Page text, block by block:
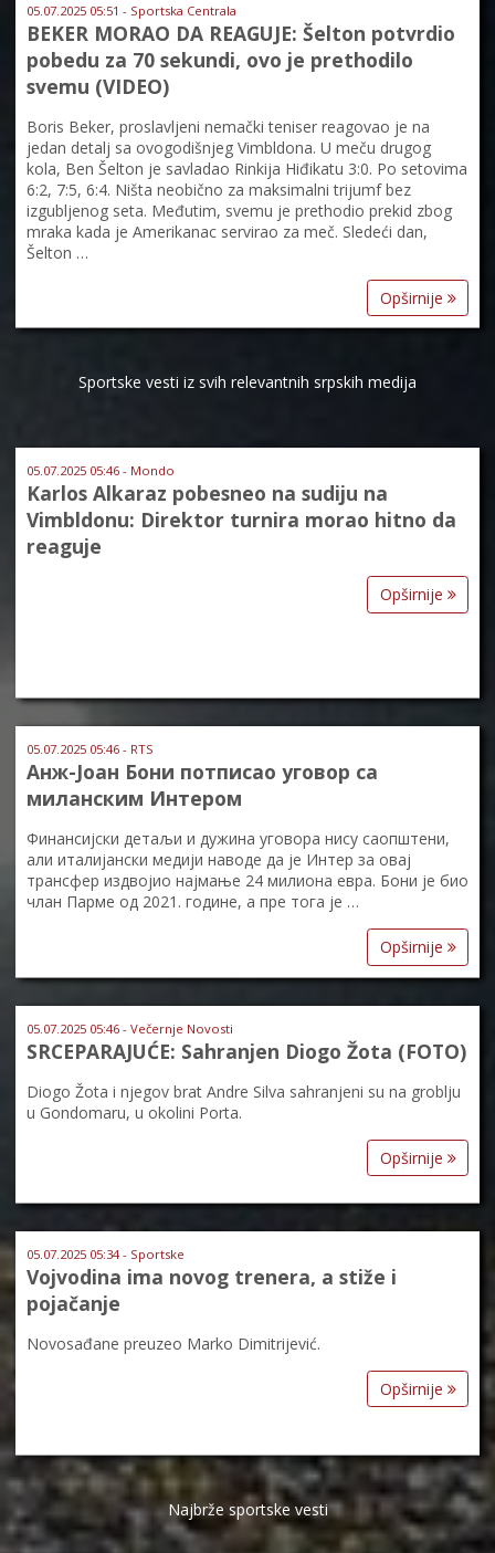
05.07.2025 05:51 - Sportska Centrala
BEKER MORAO DA REAGUJE: Šelton potvrdio
pobedu za 70 sekundi, ovo je prethodilo
svemu (VIDEO)
Boris Beker, proslavljeni nemački teniser reagovao je na
jedan detalj sa ovogodišnjeg Vimbldona. U meču drugog
kola, Ben Šelton je savladao Rinkija Hiđikatu 3:0. Po setovima
6:2, 7:5, 6:4. Ništa neobično za maksimalni trijumf bez
izgubljenog seta. Međutim, svemu je prethodio prekid zbog
mraka kada je Amerikanac servirao za meč. Sledeći dan,
Šelton …
Opširnije
Sportske vesti iz svih relevantnih srpskih medija
05.07.2025 05:46 - Mondo
Karlos Alkaraz pobesneo na sudiju na
Vimbldonu: Direktor turnira morao hitno da
reaguje
Opširnije
05.07.2025 05:46 - RTS
Анж-Јоан Бони потписао уговор са
миланским Интером
Финансијски детаљи и дужина уговора нису саопштени,
али италијански медији наводе да је Интер за овај
трансфер издвојио најмање 24 милиона евра. Бони је био
члан Парме од 2021. године, а пре тога је …
Opširnije
05.07.2025 05:46 - Večernje Novosti
SRCEPARAJUĆE: Sahranjen Diogo Žota (FOTO)
Diogo Žota i njegov brat Andre Silva sahranjeni su na groblju
u Gondomaru, u okolini Porta.
Opširnije
05.07.2025 05:34 - Sportske
Vojvodina ima novog trenera, a stiže i
pojačanje
Novosađane preuzeo Marko Dimitrijević.
Opširnije
Najbrže sportske vesti